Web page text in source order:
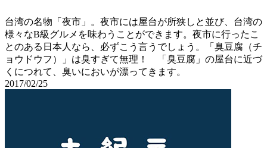
台湾の名物「夜市」。夜市には屋台が所狭しと並び、台湾の
様々なB級グルメを味わうことができます。夜市に行ったこ
とのある日本人なら、必ずこう言うでしょう。「臭豆腐（チ
ョウドウフ）」は臭すぎて無理！ 「臭豆腐」の屋台に近づ
くにつれて、臭いにおいが漂ってきます。
2017/02/25